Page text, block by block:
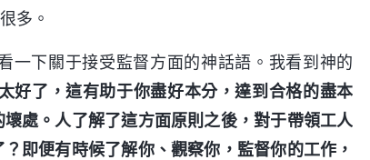
多。
一下關于接受監督方面的神話語。我看到神的
好了，這有助于你盡好本分，達到合格的盡本
處。人了解了這方面原則之後，對于帶領工人
即便有時候了解你、觀察你，監督你的工作，